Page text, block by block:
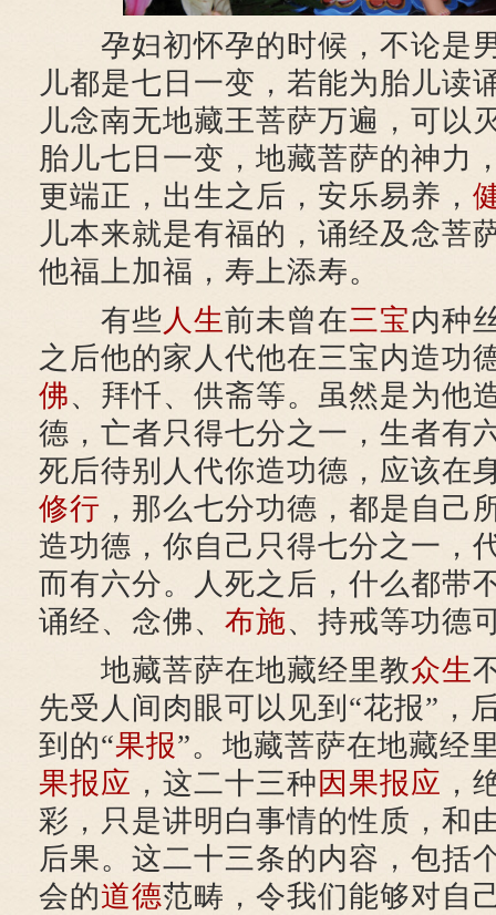
孕妇初怀孕的时候，不论是
儿都是七日一变，若能为胎儿读
儿念南无地藏王菩萨万遍，可以
胎儿七日一变，地藏菩萨的神力
更端正，出生之后，安乐易养，
儿本来就是有福的，诵经及念菩
他福上加福，寿上添寿。
有些人生前未曾在三宝内种
之后他的家人代他在三宝内造功
佛、拜忏、供斋等。虽然是为他
德，亡者只得七分之一，生者有
死后待别人代你造功德，应该在
修行 ，那么七分功德，都是自己
造功德，你自己只得七分之一，
而有六分。人死之后，什么都带
诵经、念佛、 布施、持戒等功德
地藏菩萨在地藏经里教众生
先受人间肉眼可以见到“花报”，
到的“果报”。地藏菩萨在地藏经
果报应 ，这二十三种 因果报应 ，
彩，只是讲明白事情的性质，和
后果。这二十三条的内容，包括
会的道德范畴，令我们能够对自